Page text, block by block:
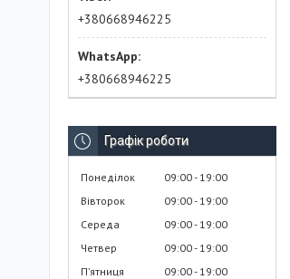
+380668946225
+380668946225
Графік роботи
Понеділок 09:00 19:00
Вівторок
09:00 19:00
Середа
09:00 19:00
Четвер
09:00 19:00
Пʼятниця
09:00 19:00